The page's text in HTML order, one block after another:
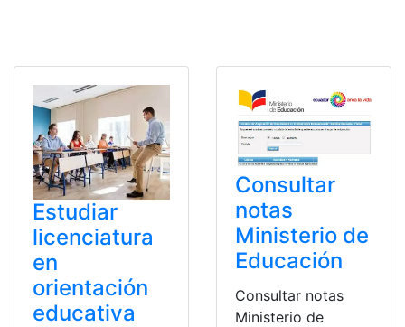
Estudiar
licenciatura
en
orientación
educativa
Consultar
notas
Ministerio de
Educación
Consultar notas
Ministerio de